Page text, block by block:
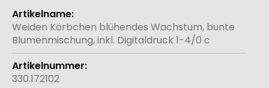
Weitere
Informationen
Weiden Körbchen blühendes Wachstum, bunte
Blumenmischung, inkl. Digitaldruck 1-4/0 c
330.172102